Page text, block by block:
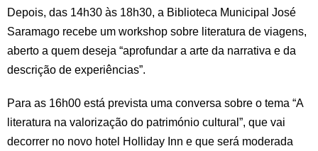
Depois, das 14h30 às 18h30, a Biblioteca Municipal José
Saramago recebe um workshop sobre literatura de viagens,
aberto a quem deseja “aprofundar a arte da narrativa e da
descrição de experiências”.
Para as 16h00 está prevista uma conversa sobre o tema “A
literatura na valorização do património cultural”, que vai
decorrer no novo hotel Holliday Inn e que será moderada